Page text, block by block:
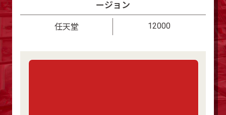
ージョン
任天堂 12000